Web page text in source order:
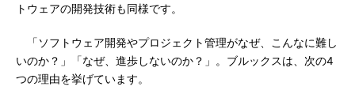
トウェアの開発技術も同様です。
「ソフトウェア開発やプロジェクト管理がなぜ、こんなに難し
いのか？」「なぜ、進歩しないのか？」。ブルックスは、次の4
つの理由を挙げています。